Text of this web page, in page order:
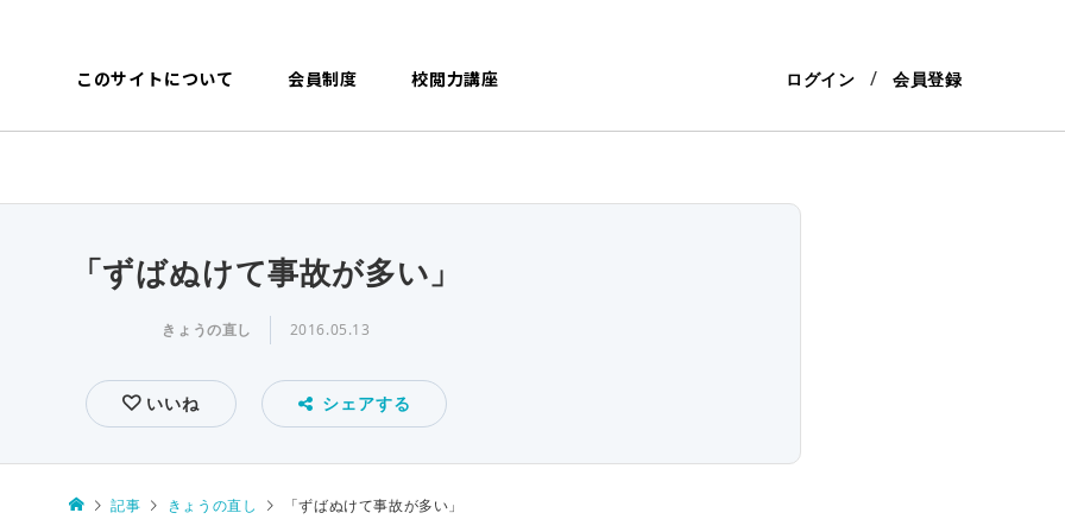
このサイトについて 会員制度 校閲力講座 ログイン 会員登録
「ずばぬけて事故が多い」
きょうの直し 2016.05.13
いいね シェアする
記事 きょうの直し 「ずばぬけて事故が多い」